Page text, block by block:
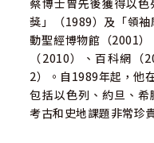
蔡博士曾先後獲得以
獎」（1989）及「領
動聖經博物館（2001
（2010）、百科網（
2）。自1989年起，他
包括以色列、約旦、
考古和史地課題非常珍